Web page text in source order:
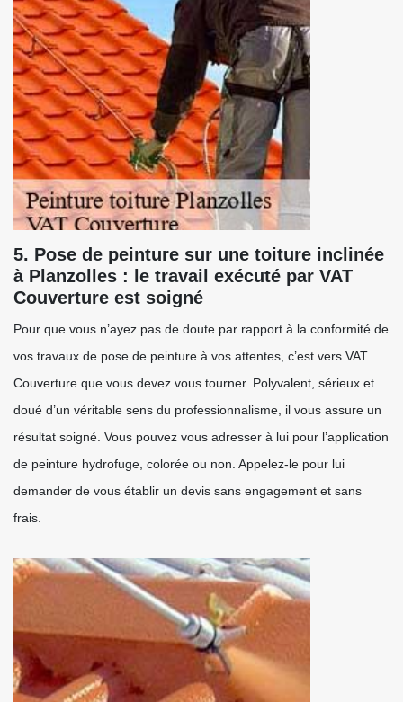
5. Pose de peinture sur une toiture inclinée
à Planzolles : le travail exécuté par VAT
Couverture est soigné
Pour que vous n’ayez pas de doute par rapport à la conformité de
vos travaux de pose de peinture à vos attentes, c’est vers VAT
Couverture que vous devez vous tourner. Polyvalent, sérieux et
doué d’un véritable sens du professionnalisme, il vous assure un
résultat soigné. Vous pouvez vous adresser à lui pour l’application
de peinture hydrofuge, colorée ou non. Appelez-le pour lui
demander de vous établir un devis sans engagement et sans
frais.